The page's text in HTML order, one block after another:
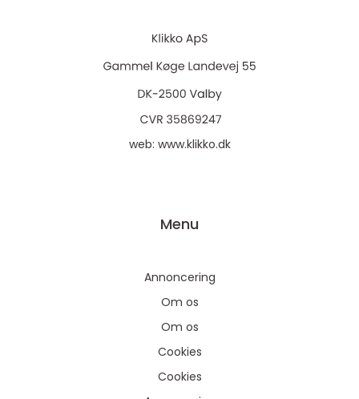
web: www.klikko.dk
Menu
Annoncering
Om os
Om os
Cookies
Cookies